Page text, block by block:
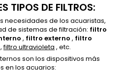
TIPOS DE FILTROS:
necesidades de los acuaristas,
de sistemas de filtración: filtro
, filtro externo , filtro
,filtro ultravioleta , etc.
son los dispositivos más
en los acuarios: